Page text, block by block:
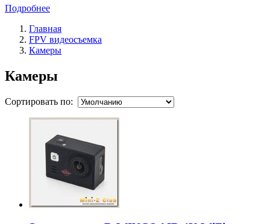
Подробнее
Главная
FPV видеосъемка
Камеры
Камеры
Сортировать по: